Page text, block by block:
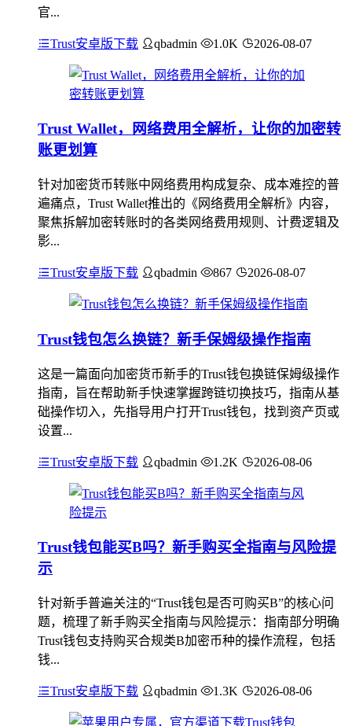
官...
Trust安卓版下载 qbadmin 1.0K 2026-08-07
Trust Wallet，网络费用全解析，让你的加密转
账更划算
针对加密货币转账中网络费用构成复杂、成本难控的普
遍痛点，Trust Wallet推出的《网络费用全解析》内容，
聚焦拆解加密转账时的各类网络费用规则、计费逻辑及
影...
Trust安卓版下载 qbadmin 867 2026-08-07
Trust钱包怎么换链？新手保姆级操作指南
这是一篇面向加密货币新手的Trust钱包换链保姆级操作
指南，旨在帮助新手快速掌握跨链切换技巧，指南从基
础操作切入，先指导用户打开Trust钱包，找到资产页或
设置...
Trust安卓版下载 qbadmin 1.2K 2026-08-06
Trust钱包能买B吗？新手购买全指南与风险提
示
针对新手普遍关注的“Trust钱包是否可购买B”的核心问
题，梳理了新手购买全指南与风险提示：指南部分明确
Trust钱包支持购买合规类B加密币种的操作流程，包括
钱...
Trust安卓版下载 qbadmin 1.3K 2026-08-06